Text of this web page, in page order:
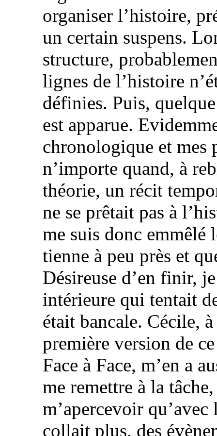
organiser l’histoire,
un certain suspens.
structure,
lignes de l’histoire
définies. Puis,
est apparue.
chronologique et mes
n’importe quand, à
théorie, un récit
ne se prêtait pas à
me suis donc emmêlé
tienne à peu près et
Désireuse d’en finir,
intérieure qui tentait
était bancale. Cécile,
première version de
Face à Face, m’en a
me remettre à la
m’apercevoir
collait plus, des